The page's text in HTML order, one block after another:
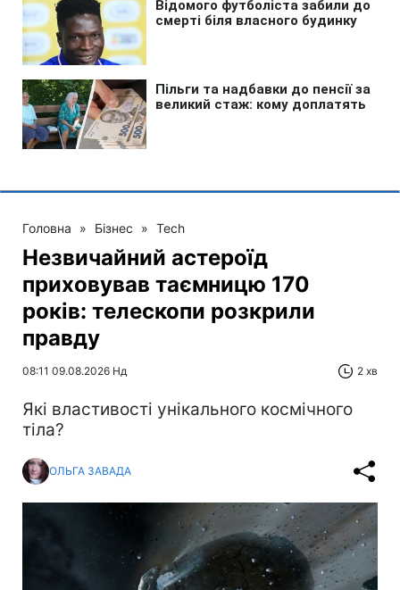
Головна » Бізнес » Tech
Незвичайний астероїд
приховував таємницю 170
років: телескопи розкрили
правду
08:11 09.08.2026 Нд 2 хв
Які властивості унікального космічного
тіла?
ОЛЬГА ЗАВАДА